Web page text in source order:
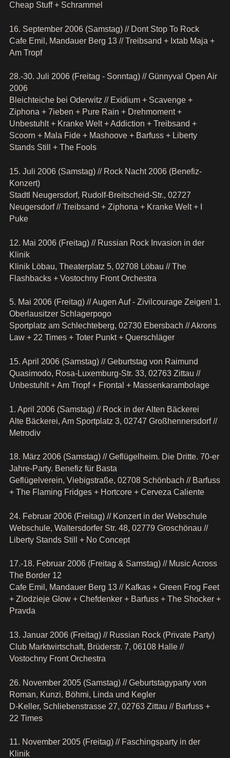
Cheap Stuff + Schrammel
16. September 2006 (Samstag) // Dont Stop To Rock
Cafe Emil, Mandauer Berg 13 // Treibsand + Ixtab Maja +
Am Tropf
28.-30. Juli 2006 (Freitag - Sonntag) // Günnyval Open Air
2006
Bleichteiche bei Oderwitz // Exidium + Scavenge +
Ziphona + 7ieben + Pure Rain + Drehmoment +
Unbestuhlt + Kranke Welt + Addiction + Treibsand +
Scoorn + Mala Fide + Mashoove + Barfuss + Liberty
Stands Still + The Fools
15. Juli 2006 (Samstag) // Rock Nacht 2006 (Benefiz-
Konzert)
Stadtl Neugersdorf, Rudolf-Breitscheid-Str., 02727
Neugersdorf // Treibsand + Ziphona + Kranke Welt + I
Puke
12. Mai 2006 (Freitag) // Russian Rock Invasion in der
Klinik
Klinik Löbau, Theaterplatz 5, 02708 Löbau // The
Flashbacks + Vostochny Front Orchestra
5. Mai 2006 (Freitag) // Augen Auf - Zivilcourage Zeigen! 1.
Oberlausitzer Schlagerpogo
Sportplatz am Schlechteberg, 02730 Ebersbach // Akrons
Law + 22 Times + Toter Punkt + Querschläger
15. April 2006 (Samstag) // Geburtstag von Raimund
Quasimodo, Rosa-Luxemburg-Str. 33, 02763 Zittau //
Unbestuhlt + Am Tropf + Frontal + Massenkarambolage
1. April 2006 (Samstag) // Rock in der Alten Bäckerei
Alte Bäckerei, Am Sportplatz 3, 02747 Großhennersdorf //
Metrodiv
18. März 2006 (Samstag) // Geflügelheim. Die Dritte. 70-er
Jahre-Party. Benefiz für Basta
Geflügelverein, Viebigstraße, 02708 Schönbach // Barfuss
+ The Flaming Fridges + Hortcore + Cerveza Caliente
24. Februar 2006 (Freitag) // Konzert in der Webschule
Webschule, Waltersdorfer Str. 48, 02779 Groschönau //
Liberty Stands Still + No Concept
17.-18. Februar 2006 (Freitag & Samstag) // Music Across
The Border 12
Cafe Emil, Mandauer Berg 13 // Kafkas + Green Frog Feet
+ Zlodzieje Glow + Chefdenker + Barfuss + The Shocker +
Pravda
13. Januar 2006 (Freitag) // Russian Rock (Private Party)
Club Marktwirtschaft, Brüderstr. 7, 06108 Halle //
Vostochny Front Orchestra
26. November 2005 (Samstag) // Geburtstagyparty von
Roman, Kunzi, Böhmi, Linda und Kegler
D-Keller, Schliebenstrasse 27, 02763 Zittau // Barfuss +
22 Times
11. November 2005 (Freitag) // Faschingsparty in der
Klinik